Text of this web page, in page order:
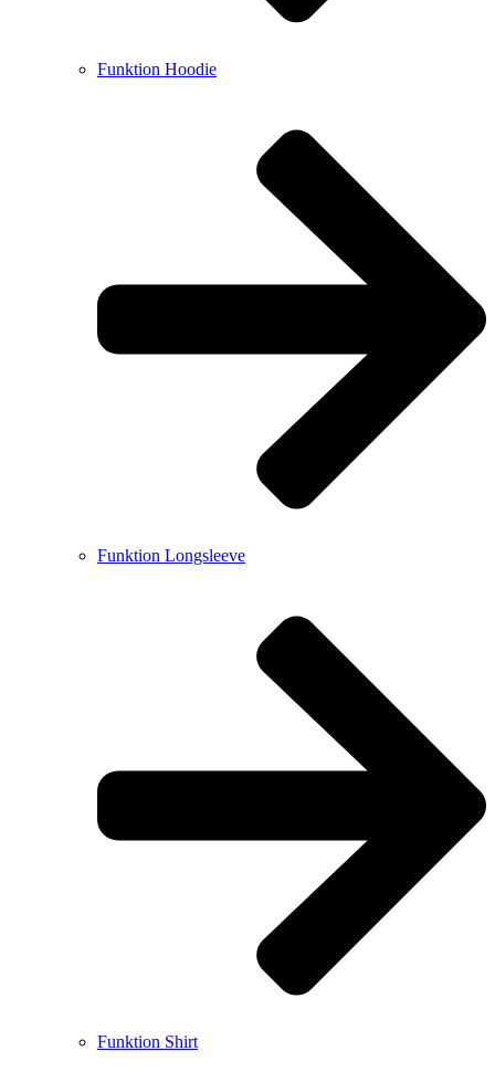
Funktion Hoodie
Funktion Longsleeve
Funktion Shirt